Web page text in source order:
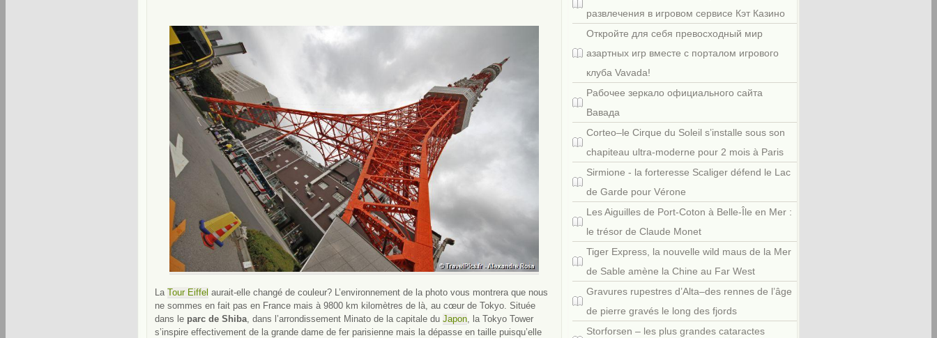
La Tour Eiffel aurait-elle changé de couleur? L’environnement de la photo vous montrera que nous
ne sommes en fait pas en France mais à 9800 km kilomètres de là, au cœur de Tokyo. Située
dans le parc de Shiba, dans l’arrondissement Minato de la capitale du Japon, la Tokyo Tower
s’inspire effectivement de la grande dame de fer parisienne mais la dépasse en taille puisqu’elle
развлечения в игровом сервисе Кэт Казино
Откройте для себя превосходный мир
азартных игр вместе с порталом игрового
клуба Vavada!
Рабочее зеркало официального сайта
Вавада
Corteo–le Cirque du Soleil s’installe sous son
chapiteau ultra-moderne pour 2 mois à Paris
Sirmione - la forteresse Scaliger défend le Lac
de Garde pour Vérone
Les Aiguilles de Port-Coton à Belle-Île en Mer :
le trésor de Claude Monet
Tiger Express, la nouvelle wild maus de la Mer
de Sable amène la Chine au Far West
Gravures rupestres d’Alta–des rennes de l’âge
de pierre gravés le long des fjords
Storforsen – les plus grandes cataractes